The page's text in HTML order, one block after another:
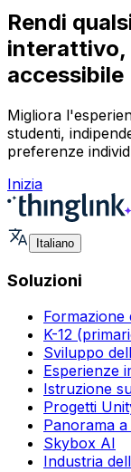
Rendi
interattivo,
accessibile
Migliora
studenti,
preferenze
Inizia
Italiano
Soluzioni
Formazione
K-12
Sviluppo
Esperienze
Istruzione
Progetti
Panorama a
Skybox AI
Industria